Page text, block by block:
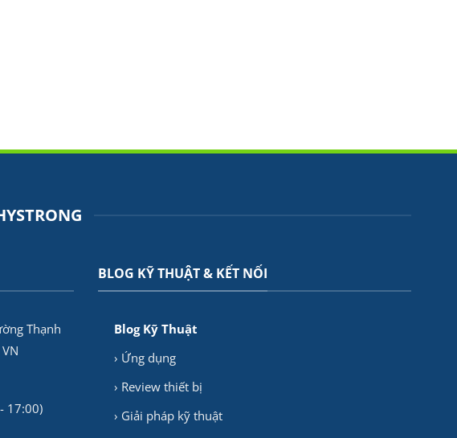
Thạnh
17:00)
BLOG KỸ THUẬT & KẾT NỐI
Blog Kỹ Thuật
› Ứng dụng
› Review thiết bị
› Giải pháp kỹ thuật